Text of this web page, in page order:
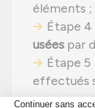
éléments ;
Étape 4
usées par
Étape 5 :
effectués
;